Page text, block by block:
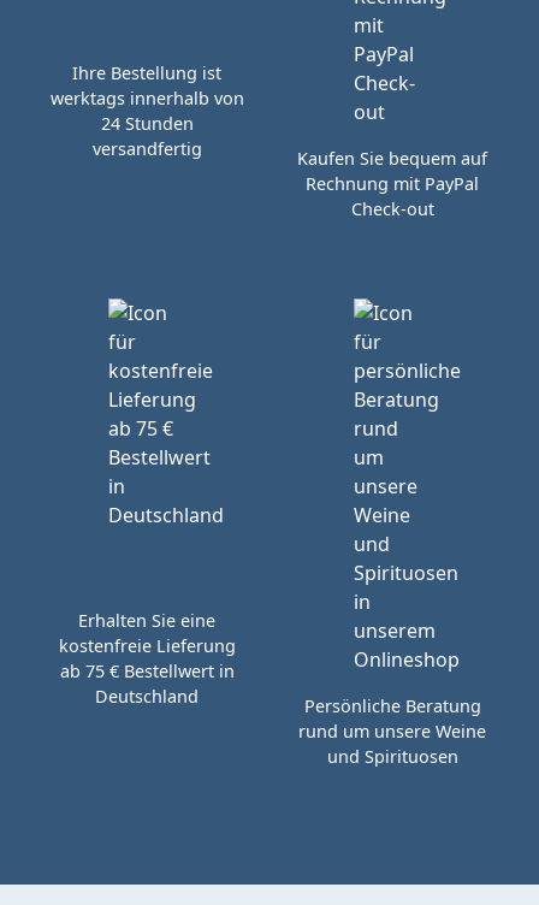
Ihre Bestellung ist
werktags innerhalb von
24 Stunden
versandfertig
Kaufen Sie bequem auf
Rechnung mit PayPal
Check-out
Erhalten Sie eine
kostenfreie Lieferung
ab 75 € Bestellwert in
Deutschland
Persönliche Beratung
rund um unsere Weine
und Spirituosen